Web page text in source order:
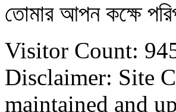
তোমার আপন কক্ষে
Visitor Count:
Disclaimer: Site
maintained and